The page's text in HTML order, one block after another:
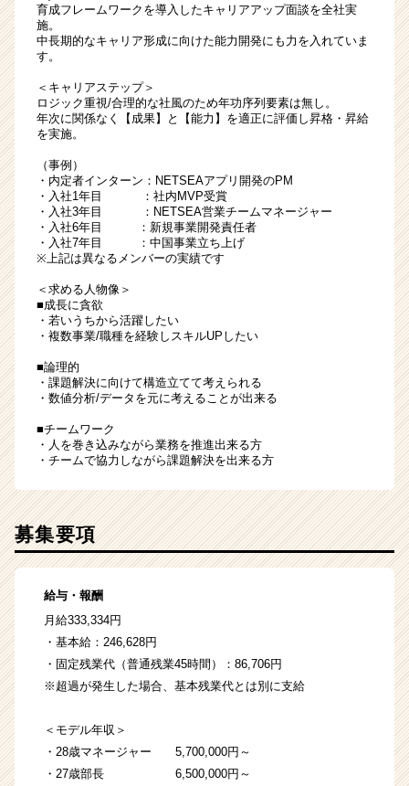
育成フレームワークを導入したキャリアアップ面談を全社実
施。
中長期的なキャリア形成に向けた能力開発にも力を入れていま
す。
＜キャリアステップ＞
ロジック重視/合理的な社風のため年功序列要素は無し。
年次に関係なく【成果】と【能力】を適正に評価し昇格・昇給
を実施。
（事例）
・内定者インターン：NETSEAアプリ開発のPM
・入社1年目 ：社内MVP受賞
・入社3年目 ：NETSEA営業チームマネージャー
・入社6年目 ：新規事業開発責任者
・入社7年目 ：中国事業立ち上げ
※上記は異なるメンバーの実績です
＜求める人物像＞
■成長に貪欲
・若いうちから活躍したい
・複数事業/職種を経験しスキルUPしたい
■論理的
・課題解決に向けて構造立てて考えられる
・数値分析/データを元に考えることが出来る
■チームワーク
・人を巻き込みながら業務を推進出来る方
・チームで協力しながら課題解決を出来る方
募集要項
給与・報酬
月給333,334円
・基本給：246,628円
・固定残業代（普通残業45時間）：86,706円
※超過が発生した場合、基本残業代とは別に支給
＜モデル年収＞
・28歳マネージャー 5,700,000円～
・27歳部長 6,500,000円～